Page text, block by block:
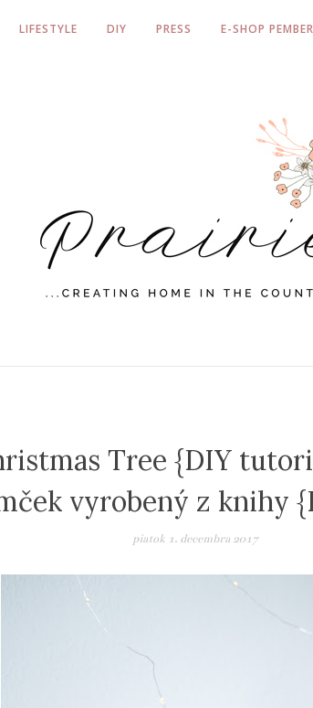
LIFESTYLE DIY PRESS E-SHOP
Tree {DIY
vyrobený z knihy
piatok 1. decembra 2017